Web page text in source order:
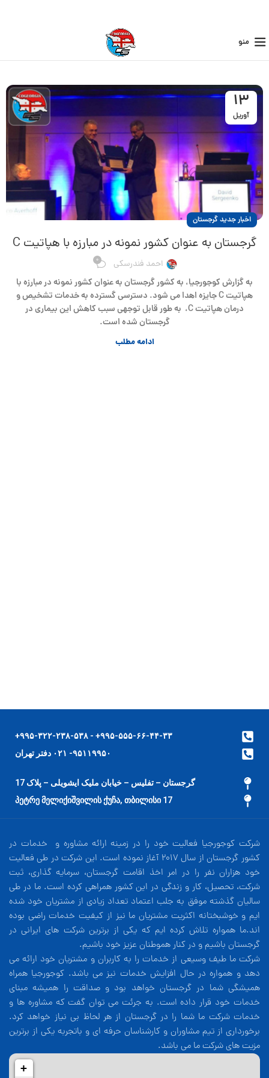
منو
13
آوریل
اخبار جدید گرجستان
گرجستان به عنوان کشور نمونه در مبارزه با هپاتیت C
احمد فندرسکی 0
به گزارش کوجورجیا، به کشور گرجستان به عنوان کشور نمونه در مبارزه با
هپاتیت C جایزه اهدا می شود. دسترسی گسترده به خدمات تشخیص و
درمان هپاتیت C، به طور قابل توجهی سبب کاهش این بیماری در
گرجستان شده است.
ادامه مطلب
۹۹۵-۵۵۵-۶۶-۴۴-۳۳+ - ۹۹۵-۳۲۲-۲۳۸-۵۳۸+
۹۵۱۱۹۹۵۰- ۰۲۱ دفتر تهران
گرجستان – تفلیس – خیابان ملیک ایشویلی – پلاک 17
17 პეტრე მელიქიშვილის ქუჩა, თბილისი
شرکت کوجورجیا فعالیت خود را در زمینه ارائه مشاوره و خدمات در
کشور گرجستان از سال 2017 آغاز نموده است. این شرکت در طی فعالیت
خود هزاران نفر را در امر اخذ اقامت گرجستان، سرمایه گذاری، ثبت
شرکت، تحصیل، کار و زندگی در این کشور همراهی کرده است. ما در طی
سالیان گذشته موفق به جلب اعتماد تعداد زیادی از مشتریان خود شده
ایم و خوشبختانه اکثریت مشتریان ما نیز از کیفیت خدمات راضی بوده
اند.ما همواره تلاش کرده ایم که یکی از برترین شرکت های ایرانی در
گرجستان باشیم و در کنار هموطنان عزیز خود باشیم.
شرکت ما طیف وسیعی از خدمات را به کاربران و مشتریان خود ارائه می
دهد و همواره در حال افزایش خدمات نیز می باشد. کوجورجیا همراه
همیشگی شما در گرجستان خواهد بود و صداقت را همیشه مبنای
خدمات خود قرار داده است. به جرئت می توان گفت که مشاوره ها و
خدمات شرکت ما شما را در گرجستان از هر لحاظ بی نیاز خواهد کرد.
برخورداری از تیم مشاوران و کارشناسان حرفه ای و باتجربه یکی از برترین
مزیت های شرکت ما می باشد.
+